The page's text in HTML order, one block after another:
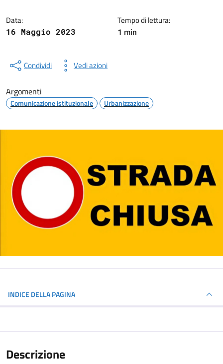
Data:
16 Maggio 2023
Tempo di lettura:
1 min
Condividi Vedi azioni
Argomenti
Comunicazione istituzionale Urbanizzazione
INDICE DELLA PAGINA
Descrizione